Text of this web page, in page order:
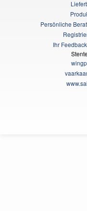
Persönliche
Ihr